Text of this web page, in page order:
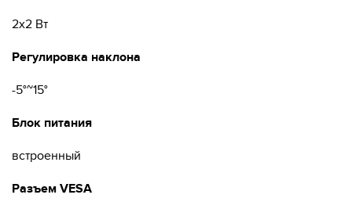
2х2 Вт
Регулировка наклона
-5°~15°
Блок питания
встроенный
Разъем VESA